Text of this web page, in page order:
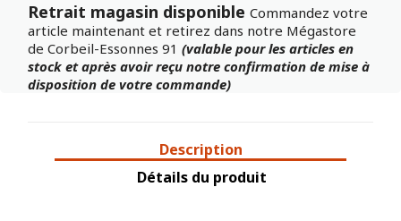
Retrait magasin disponible Commandez votre
article maintenant et retirez dans notre Mégastore
de Corbeil-Essonnes 91 (valable pour les articles en
stock et après avoir reçu notre confirmation de mise à
disposition de votre commande)
Description
Détails du produit